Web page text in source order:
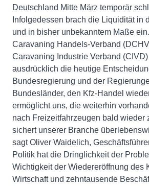
Deutschland Mitte März temporär
Infolgedessen brach die Liquidität in
und in bisher unbekanntem Maße
Caravaning Handels-Verband
Caravaning Industrie Verband
ausdrücklich die heutige
Bundesregierung und der
Bundesländer, den Kfz-Handel
ermöglicht uns, die weiterhin
nach Freizeitfahrzeugen bald wieder
sichert unserer Branche
sagt Oliver Waidelich,
Politik hat die Dringlichkeit der
Wichtigkeit der Wiedereröffnung des
Wirtschaft und zehntausende